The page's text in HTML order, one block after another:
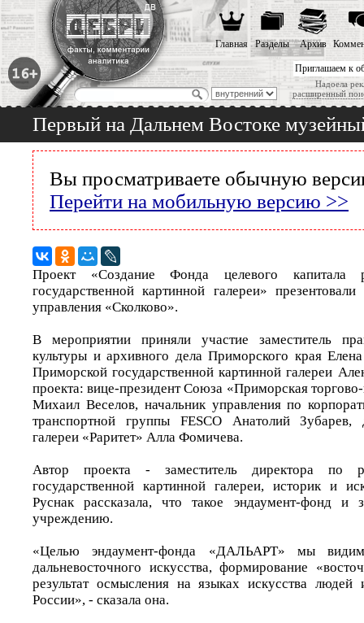
Приглашаем к
Надоела
расширенный
Главная Разделы Архив
Первый на Дальнем Востоке
Вы просматриваете обычную
Перейти на мобильную версию >>
Проект «Создание Фонда целевого капитала
государственной картинной галереи»
управления «Сколково».
В мероприятии приняли участие заместитель
культуры и архивного дела Приморского края
Приморской государственной картинной галереи
проекта: вице-президент Союза «Приморская
Михаил Веселов, начальник управления по
транспортной группы FESCO Анатолий Зубарев,
галереи «Раритет» Алла Фомичева.
Автор проекта - заместитель директора по
государственной картинной галереи, историк и
Руснак рассказала, что такое эндаумент-фонд и
учреждению.
«Целью эндаумент-фонда «ДАЛЬАРТ» мы видим
дальневосточного искусства, формирование
результат осмысления на языках искусства людей
России», - сказала она.